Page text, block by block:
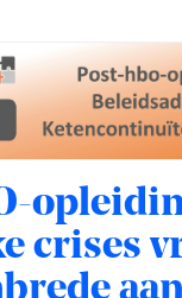
crises